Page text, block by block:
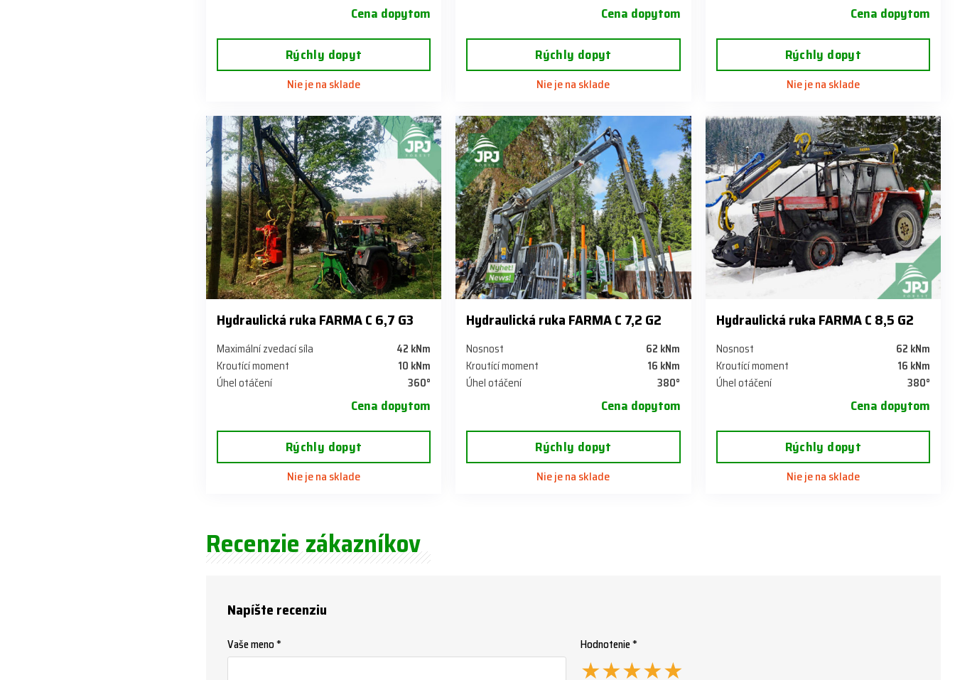
Cena dopytom
Rýchly dopyt
Nie je na sklade
Cena dopytom
Rýchly dopyt
Nie je na sklade
Cena dopytom
Rýchly dopyt
Nie je na sklade
Hydraulická ruka FARMA C 6,7 G3
Maximální zvedací síla
42 kNm
Kroutící moment
10 kNm
Úhel otáčení
360°
Cena dopytom
Rýchly dopyt
Nie je na sklade
Hydraulická ruka FARMA C 7,2 G2
Nosnost
62 kNm
Kroutící moment
16 kNm
Úhel otáčení
380°
Cena dopytom
Rýchly dopyt
Nie je na sklade
Hydraulická ruka FARMA C 8,5 G2
Nosnost
62 kNm
Kroutící moment
16 kNm
Úhel otáčení
380°
Cena dopytom
Rýchly dopyt
Nie je na sklade
Recenzie zákazníkov
Napíšte recenziu
Vaše meno * Hodnotenie *
★
★
★
★
★